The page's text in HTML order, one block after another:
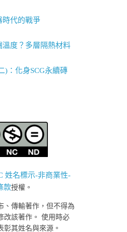
時代的戰爭
度？多層隔熱材料
)：化身SCG永續磚
姓名標示-非商業性-
款授權。
、傳輸著作，但不得為
改該著作。 使用時必
彰其姓名與來源。